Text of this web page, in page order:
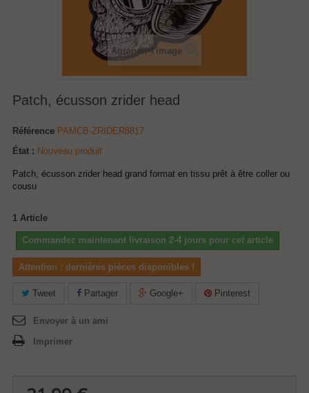
Agrandir l'image
Patch, écusson zrider head
Référence PAMCB-ZRIDER8817
État : Nouveau produit
Patch, écusson zrider head grand format en tissu prêt à être coller ou
cousu
1 Article
Commandez maintenant livraison 2-4 jours pour cet article
Attention : dernières pièces disponibles !
Tweet Partager Google+ Pinterest
Envoyer à un ami
Imprimer